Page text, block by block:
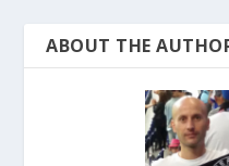
ABOUT THE